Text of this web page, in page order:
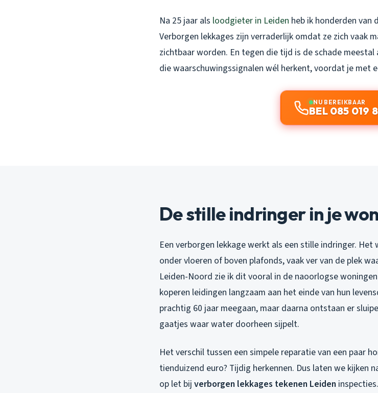
Na 25 jaar als loodgieter in Leiden heb ik honderden
Verborgen lekkages zijn verraderlijk omdat ze zich vaak
zichtbaar worden. En tegen die tijd is de schade
die waarschuwingssignalen wél herkent, voordat je met
NU BEREIKBAAR
BEL 085 019
De stille indringer in je
Een verborgen lekkage werkt als een stille indringer.
onder vloeren of boven plafonds, vaak ver van de plek
Leiden-Noord zie ik dit vooral in de naoorlogse
koperen leidingen langzaam aan het einde van hun
prachtig 60 jaar meegaan, maar daarna ontstaan er
gaatjes waar water doorheen sijpelt.
Het verschil tussen een simpele reparatie van een paar
tienduizend euro? Tijdig herkennen. Dus laten we kijken
op let bij verborgen lekkages tekenen Leiden inspecties.